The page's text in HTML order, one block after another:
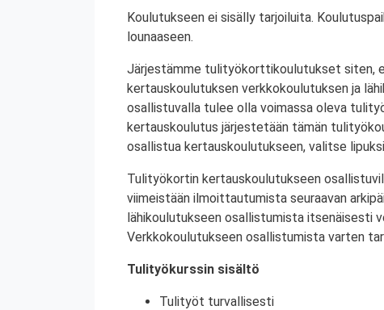
Koulutukseen ei sisälly tarjoiluita.
lounaaseen.
Järjestämme tulityökorttikoulutukset siten,
kertauskoulutuksen verkkokoulutuksen ja
osallistuvalla tulee olla voimassa oleva
kertauskoulutus järjestetään tämän
osallistua kertauskoulutukseen, valitse
Tulityökortin kertauskoulutukseen
viimeistään ilmoittautumista seuraavan
lähikoulutukseen osallistumista itsenäisesti
Verkkokoulutukseen osallistumista varten
Tulityökurssin sisältö
Tulityöt turvallisesti